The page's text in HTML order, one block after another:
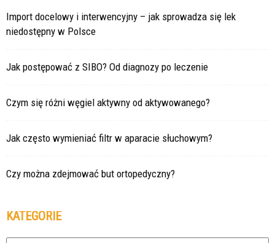
Import docelowy i interwencyjny – jak sprowadza się lek
niedostępny w Polsce
Jak postępować z SIBO? Od diagnozy po leczenie
Czym się różni węgiel aktywny od aktywowanego?
Jak często wymieniać filtr w aparacie słuchowym?
Czy można zdejmować but ortopedyczny?
KATEGORIE
Kategorie